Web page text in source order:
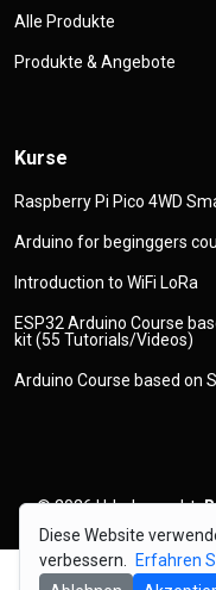
Diese Website
verbessern.
Erfahren
Alle Produkte
Produkte & Angebote
Kurse
Raspberry Pi Pico 4WD
Arduino for beginggers
Introduction to WiFi LoRa
ESP32 Arduino Course
kit (55 Tutorials/Videos)
Arduino Course based on
© 2026Urheberrecht